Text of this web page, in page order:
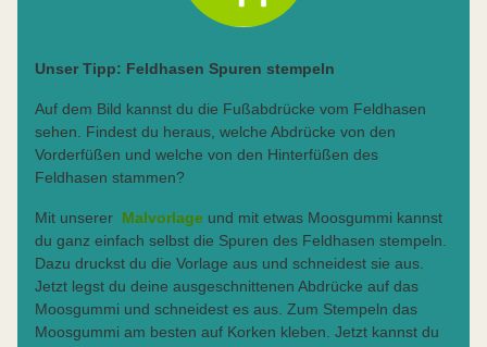
Unser Tipp: Feldhasen Spuren stempeln
Auf dem Bild kannst du die Fußabdrücke vom Feldhasen
sehen. Findest du heraus, welche Abdrücke von den
Vorderfüßen und welche von den Hinterfüßen des
Feldhasen stammen?
Mit unserer Malvorlage und mit etwas Moosgummi kannst
du ganz einfach selbst die Spuren des Feldhasen stempeln.
Dazu druckst du die Vorlage aus und schneidest sie aus.
Jetzt legst du deine ausgeschnittenen Abdrücke auf das
Moosgummi und schneidest es aus. Zum Stempeln das
Moosgummi am besten auf Korken kleben. Jetzt kannst du